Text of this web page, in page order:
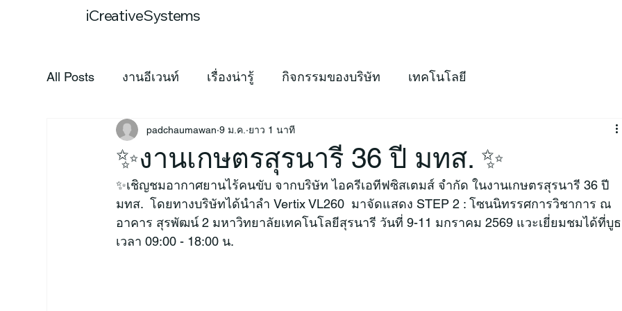
iCreativeSystems
All Posts งานอีเวนท์ เรื่องน่ารู้ กิจกรรมของบริษัท เทคโนโลยี
✨งานเกษตรสุรนารี 36 ปี มทส. ✨
padchaumawan 9 ม.ค. ยาว 1 นาที
✨เชิญชมอากาศยานไร้คนขับ จากบริษัท ไอครีเอทีฟซิสเตมส์ จำกัด ในงานเกษตรสุรนารี 36 ปี
มทส.  โดยทางบริษัทได้นำลำ Vertix VL260  มาจัดแสดง STEP 2 : โซนนิทรรศการวิชาการ ณ
อาคาร สุรพัฒน์ 2 มหาวิทยาลัยเทคโนโลยีสุรนารี วันที่ 9-11 มกราคม 2569 แวะเยี่ยมชมได้ที่บูธ
เวลา 09:00 - 18:00 น.